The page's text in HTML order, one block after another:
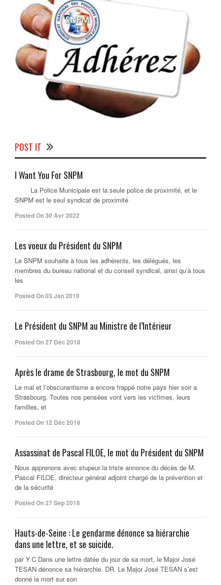
POST IT
I Want You For SNPM
La Police Municipale est la seule police de proximité, et le
SNPM est le seul syndicat de proximité
Posted On 30 Avr 2022
Les voeux du Président du SNPM
Le SNPM souhaite à tous les adhérents, les délégués, les
membres du bureau national et du conseil syndical, ainsi qu’à tous
les
Posted On 03 Jan 2019
Le Président du SNPM au Ministre de l’Intérieur
Posted On 27 Déc 2018
Après le drame de Strasbourg, le mot du SNPM
Le mal et l’obscurantisme a encore frappé notre pays hier soir a
Strasbourg. Toutes nos pensées vont vers les victimes, leurs
familles, et
Posted On 12 Déc 2018
Assassinat de Pascal FILOE, le mot du Président du SNPM
Nous apprenons avec stupeur la triste annonce du décès de M.
Pascal FILOE, directeur général adjoint chargé de la prévention et
de la sécurité
Posted On 27 Sep 2018
Hauts-de-Seine : Le gendarme dénonce sa hiérarchie
dans une lettre, et se suicide.
par Y.C Dans une lettre datée du jour de sa mort, le Major José
TESAN dénonce sa hiérarchie. DR. Le Major José TESAN s’est
donné la mort sur son